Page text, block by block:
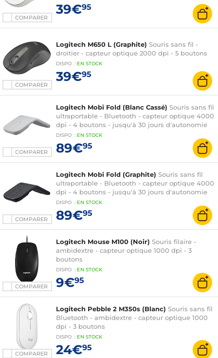
COMPARER
39€95
COMPARER
Logitech M650 L (Graphite) Souris sans fil -
droitier - capteur optique 2000 dpi - 5 boutons
DISPO : EN STOCK
39€95
COMPARER
Logitech Mobi Fold (Blanc Cassé) Souris sans fil
ultraportable - Bluetooth - capteur optique 4000
dpi - 4 boutons - jusqu'à 30 jours d'autonomie
DISPO : EN STOCK
89€95
COMPARER
Logitech Mobi Fold (Graphite) Souris sans fil
ultraportable - Bluetooth - capteur optique 4000
dpi - 4 boutons - jusqu'à 30 jours d'autonomie
DISPO : EN STOCK
89€95
COMPARER
Logitech Mouse M100 (Noir) Souris filaire -
ambidextre - capteur optique 1000 dpi - 3
boutons
DISPO : EN STOCK
9€95
COMPARER
Logitech Pebble 2 M350s (Blanc) Souris sans fil
Bluetooth - ambidextre - capteur optique 1000
dpi - 3 boutons
DISPO : EN STOCK
24€95